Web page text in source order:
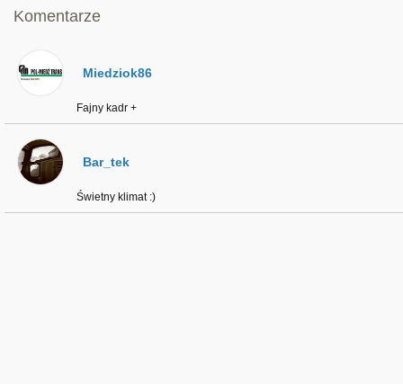
Komentarze
Miedziok86
Fajny kadr +
Bar_tek
Świetny klimat :)